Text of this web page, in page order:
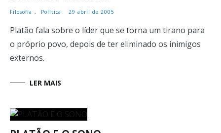
Filosofia , Política 29 abril de 2005
Platão fala sobre o líder que se torna um tirano para
o próprio povo, depois de ter eliminado os inimigos
externos.
LER MAIS